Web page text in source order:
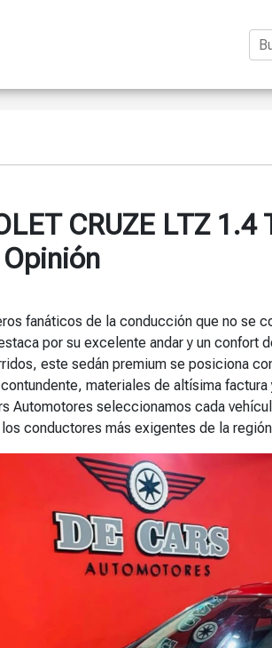
CRUZE LTZ 1.4
fanáticos de la conducción que no se
por su excelente andar y un confort
este sedán premium se posiciona
materiales de altísima
Automotores seleccionamos cada
conductores más exigentes de la